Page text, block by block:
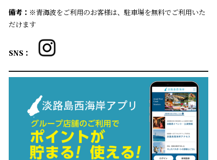
備考： ※青海波をご利用のお客様は、駐車場を無料でご利用いた
だけます
SNS：